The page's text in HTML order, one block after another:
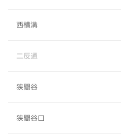
西横溝
二反通
狭間谷
狭間谷口